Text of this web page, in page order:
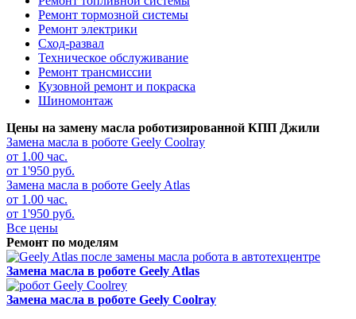
Ремонт тормозной системы
Ремонт электрики
Сход-развал
Техническое обслуживание
Ремонт трансмиссии
Кузовной ремонт и покраска
Шиномонтаж
Цены на замену масла роботизированной КПП Джили
Замена масла в роботе Geely Coolray
от 1.00 час.
от 1'950 руб.
Замена масла в роботе Geely Atlas
от 1.00 час.
от 1'950 руб.
Все цены
Ремонт по моделям
Замена масла в роботе Geely Atlas
Замена масла в роботе Geely Coolray